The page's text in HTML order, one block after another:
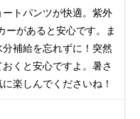
トパンツが快適。紫外
ーがあると安心です。ま
補給を忘れずに！突然
くと安心ですよ。暑さ
楽しんでくださいね！